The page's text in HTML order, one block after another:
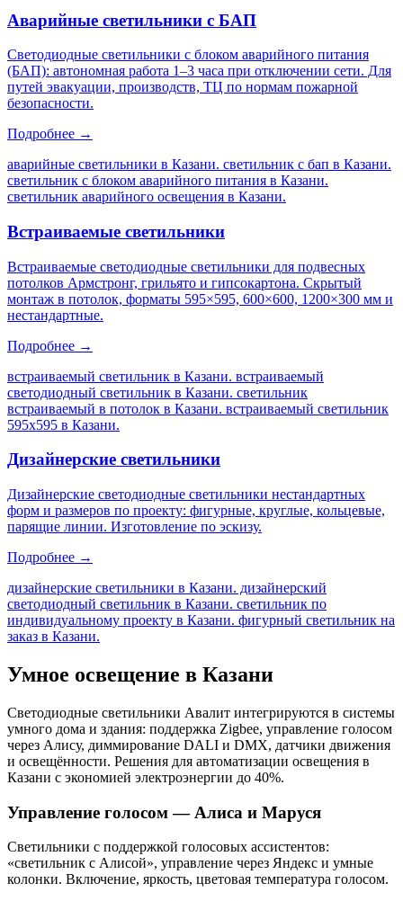
Аварийные светильники с БАП
Светодиодные светильники с блоком аварийного питания
(БАП): автономная работа 1–3 часа при отключении сети. Для
путей эвакуации, производств, ТЦ по нормам пожарной
безопасности.
Подробнее →
аварийные светильники в Казани. светильник с бап в Казани.
светильник с блоком аварийного питания в Казани.
светильник аварийного освещения в Казани.
Встраиваемые светильники
Встраиваемые светодиодные светильники для подвесных
потолков Армстронг, грильято и гипсокартона. Скрытый
монтаж в потолок, форматы 595×595, 600×600, 1200×300 мм и
нестандартные.
Подробнее →
встраиваемый светильник в Казани. встраиваемый
светодиодный светильник в Казани. светильник
встраиваемый в потолок в Казани. встраиваемый светильник
595х595 в Казани.
Дизайнерские светильники
Дизайнерские светодиодные светильники нестандартных
форм и размеров по проекту: фигурные, круглые, кольцевые,
парящие линии. Изготовление по эскизу.
Подробнее →
дизайнерские светильники в Казани. дизайнерский
светодиодный светильник в Казани. светильник по
индивидуальному проекту в Казани. фигурный светильник на
заказ в Казани.
Умное освещение в Казани
Светодиодные светильники Авалит интегрируются в системы
умного дома и здания: поддержка Zigbee, управление голосом
через Алису, диммирование DALI и DMX, датчики движения
и освещённости. Решения для автоматизации освещения в
Казани с экономией электроэнергии до 40%.
Управление голосом — Алиса и Маруся
Светильники с поддержкой голосовых ассистентов:
«светильник с Алисой», управление через Яндекс и умные
колонки. Включение, яркость, цветовая температура голосом.